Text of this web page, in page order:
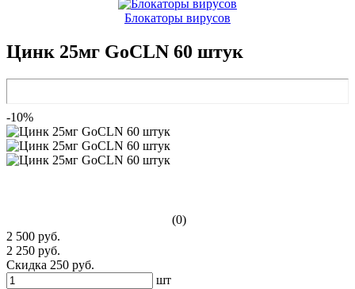
Блокаторы вирусов
Цинк 25мг GoCLN 60 штук
-10%
(0)
2 500 руб.
2 250 руб.
Скидка 250 руб.
шт